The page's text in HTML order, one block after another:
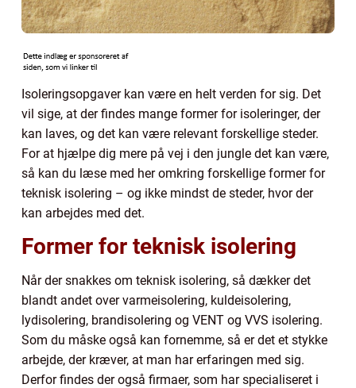
Isoleringsopgaver kan være en helt verden for sig. Det
vil sige, at der findes mange former for isoleringer, der
kan laves, og det kan være relevant forskellige steder.
For at hjælpe dig mere på vej i den jungle det kan være,
så kan du læse med her omkring forskellige former for
teknisk isolering – og ikke mindst de steder, hvor der
kan arbejdes med det.
Former for teknisk isolering
Når der snakkes om teknisk isolering, så dækker det
blandt andet over varmeisolering, kuldeisolering,
lydisolering, brandisolering og VENT og VVS isolering.
Som du måske også kan fornemme, så er det et stykke
arbejde, der kræver, at man har erfaringen med sig.
Derfor findes der også firmaer, som har specialiseret i